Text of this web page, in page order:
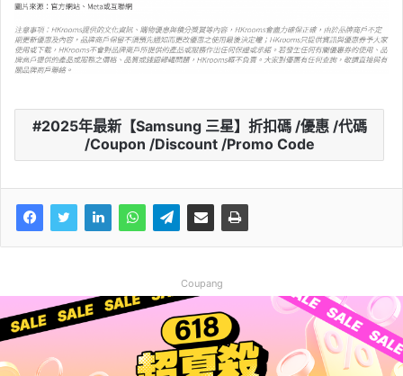
2025年最新【Samsung 三星】折扣碼 /優惠 /代碼
/Coupon /Discount /Promo Code
Coupang